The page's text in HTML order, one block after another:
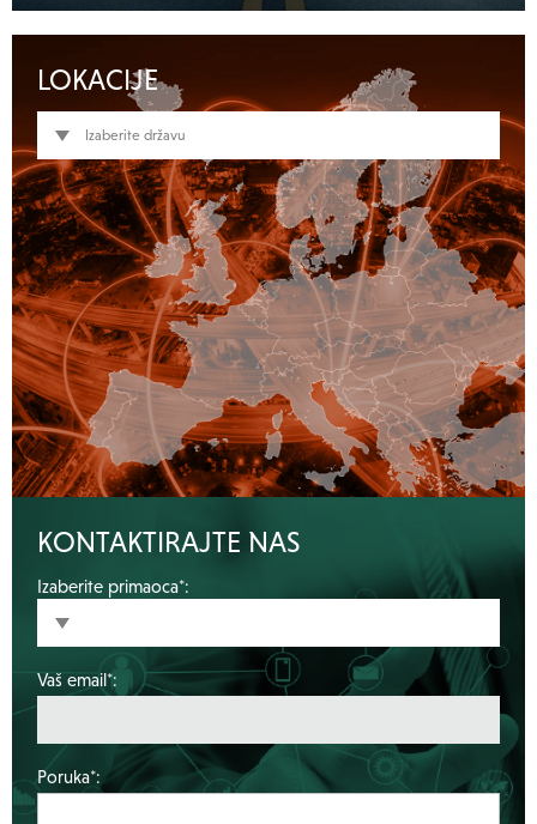
LOKACIJE
Izaberite državu
KONTAKTIRAJTE NAS
Izaberite primaoca*:
Vaš email*:
Poruka*: